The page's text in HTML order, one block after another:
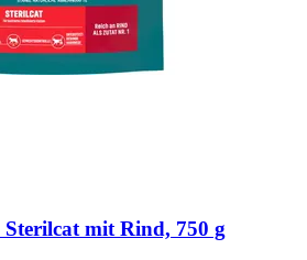
Sterilcat mit Rind, 750 g